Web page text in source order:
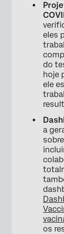
Agende
Usando
status
Faça o
Outras
eles
do
hoje
ele
a
os